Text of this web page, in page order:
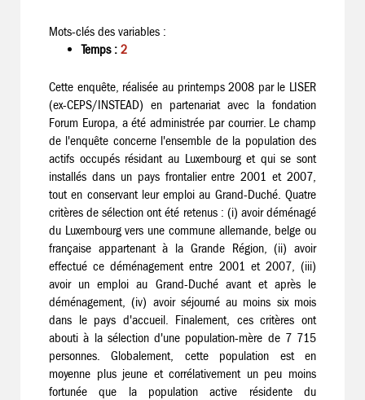
Mots-clés des variables :
Temps : 2
Cette enquête, réalisée au printemps 2008 par le LISER
(ex-CEPS/INSTEAD) en partenariat avec la fondation
Forum Europa, a été administrée par courrier. Le champ
de l'enquête concerne l'ensemble de la population des
actifs occupés résidant au Luxembourg et qui se sont
installés dans un pays frontalier entre 2001 et 2007,
tout en conservant leur emploi au Grand-Duché. Quatre
critères de sélection ont été retenus : (i) avoir déménagé
du Luxembourg vers une commune allemande, belge ou
française appartenant à la Grande Région, (ii) avoir
effectué ce déménagement entre 2001 et 2007, (iii)
avoir un emploi au Grand-Duché avant et après le
déménagement, (iv) avoir séjourné au moins six mois
dans le pays d'accueil. Finalement, ces critères ont
abouti à la sélection d'une population-mère de 7 715
personnes. Globalement, cette population est en
moyenne plus jeune et corrélativement un peu moins
fortunée que la population active résidente du